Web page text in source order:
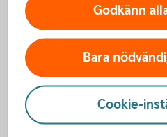
jämför med dina tänkta
och räkna ihop summan. Nu
Ta hjälp av vårt
Godkänn
Bara
Cookie-